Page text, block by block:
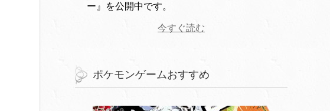
ー』を公開中です。
今すぐ読む
ポケモンゲームおすすめ